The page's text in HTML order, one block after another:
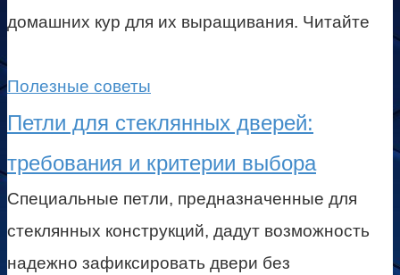
домашних кур для их выращивания. Читайте
Полезные советы
Петли для стеклянных дверей:
требования и критерии выбора
Специальные петли, предназначенные для
стеклянных конструкций, дадут возможность
надежно зафиксировать двери без